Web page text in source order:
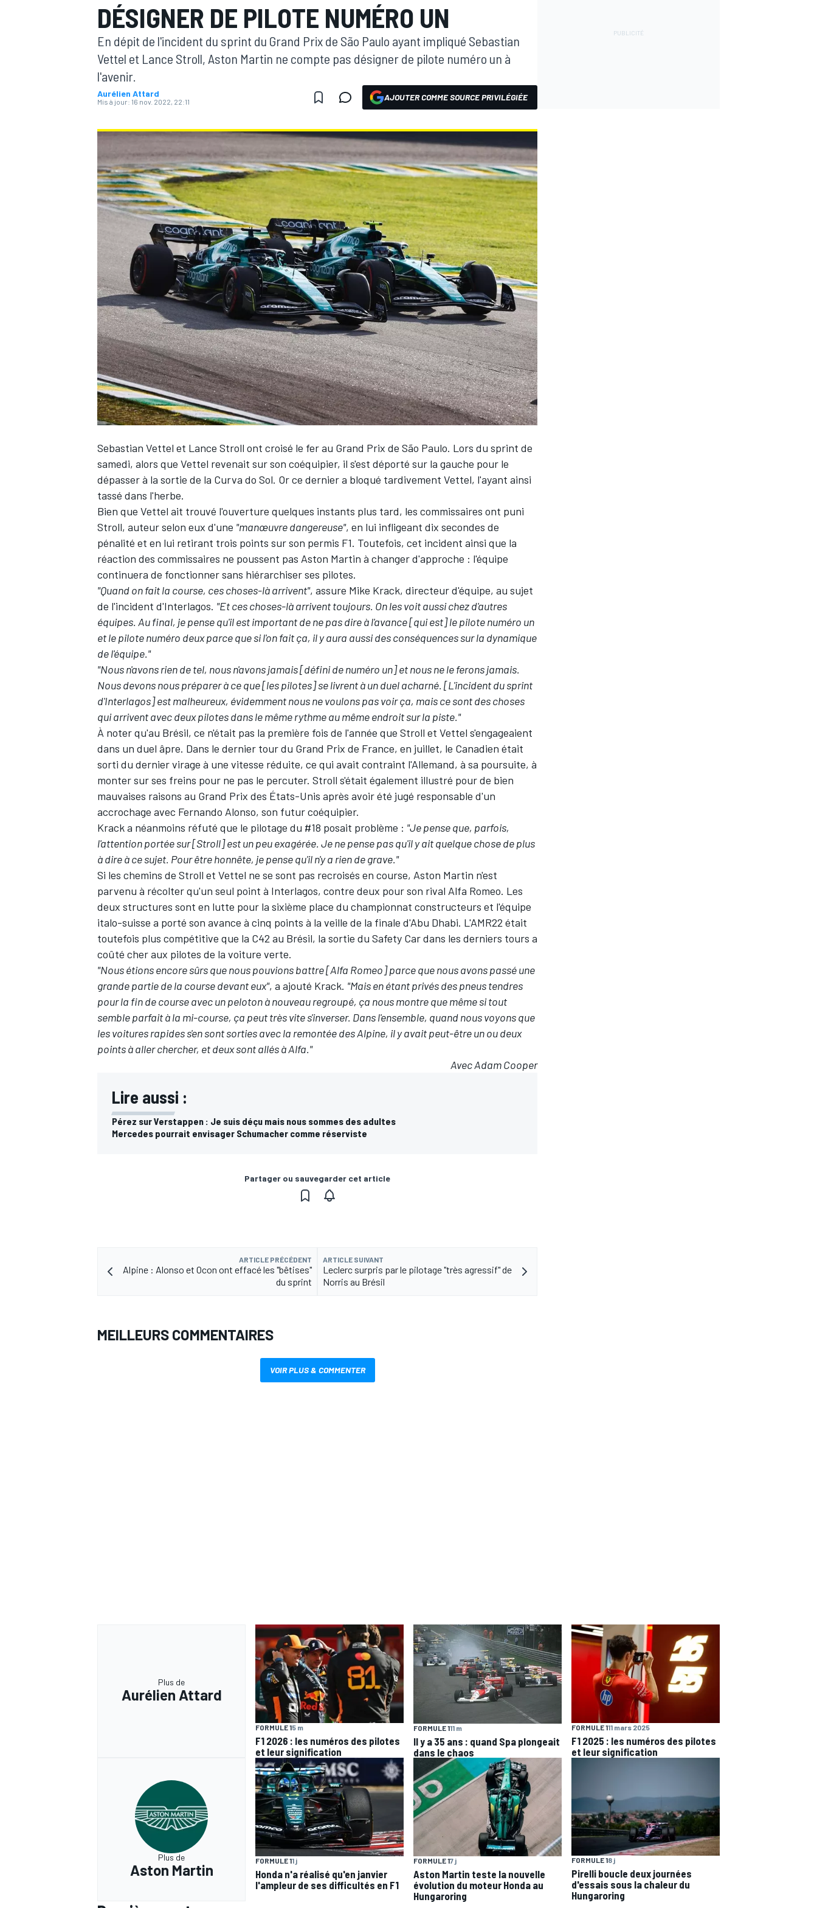
MOTOGP
WRC
WEC
DÉSIGNER DE PILOTE NUMÉRO UN
En dépit de l'incident du sprint du Grand Prix de São Paulo ayant impliqué Sebastian
Vettel et Lance Stroll, Aston Martin ne compte pas désigner de pilote numéro un à
l'avenir.
Aurélien Attard
Mis à jour: 16 nov. 2022, 22:11 AJOUTER COMME SOURCE PRIVILÉGIÉE
Sebastian Vettel et Lance Stroll ont croisé le fer au Grand Prix de São Paulo. Lors du sprint de
samedi, alors que Vettel revenait sur son coéquipier, il s'est déporté sur la gauche pour le
dépasser à la sortie de la Curva do Sol. Or ce dernier a bloqué tardivement Vettel, l'ayant ainsi
tassé dans l'herbe.
Bien que Vettel ait trouvé l'ouverture quelques instants plus tard, les commissaires ont puni
Stroll, auteur selon eux d'une "manœuvre dangereuse", en lui infligeant dix secondes de
pénalité et en lui retirant trois points sur son permis F1. Toutefois, cet incident ainsi que la
réaction des commissaires ne poussent pas Aston Martin à changer d'approche : l'équipe
continuera de fonctionner sans hiérarchiser ses pilotes.
"Quand on fait la course, ces choses-là arrivent", assure Mike Krack, directeur d'équipe, au sujet
de l'incident d'Interlagos. "Et ces choses-là arrivent toujours. On les voit aussi chez d'autres
équipes. Au final, je pense qu'il est important de ne pas dire à l'avance [qui est] le pilote numéro un
et le pilote numéro deux parce que si l'on fait ça, il y aura aussi des conséquences sur la dynamique
de l'équipe."
"Nous n'avons rien de tel, nous n'avons jamais [défini de numéro un] et nous ne le ferons jamais.
Nous devons nous préparer à ce que [les pilotes] se livrent à un duel acharné. [L'incident du sprint
d'Interlagos] est malheureux, évidemment nous ne voulons pas voir ça, mais ce sont des choses
qui arrivent avec deux pilotes dans le même rythme au même endroit sur la piste."
À noter qu'au Brésil, ce n'était pas la première fois de l'année que Stroll et Vettel s'engageaient
dans un duel âpre. Dans le dernier tour du Grand Prix de France, en juillet, le Canadien était
sorti du dernier virage à une vitesse réduite, ce qui avait contraint l'Allemand, à sa poursuite, à
monter sur ses freins pour ne pas le percuter. Stroll s'était également illustré pour de bien
mauvaises raisons au Grand Prix des États-Unis après avoir été jugé responsable d'un
accrochage avec Fernando Alonso, son futur coéquipier.
Krack a néanmoins réfuté que le pilotage du #18 posait problème : "Je pense que, parfois,
l'attention portée sur [Stroll] est un peu exagérée. Je ne pense pas qu'il y ait quelque chose de plus
à dire à ce sujet. Pour être honnête, je pense qu'il n'y a rien de grave."
Si les chemins de Stroll et Vettel ne se sont pas recroisés en course, Aston Martin n'est
parvenu à récolter qu'un seul point à Interlagos, contre deux pour son rival Alfa Romeo. Les
deux structures sont en lutte pour la sixième place du championnat constructeurs et l'équipe
italo-suisse a porté son avance à cinq points à la veille de la finale d'Abu Dhabi. L'AMR22 était
toutefois plus compétitive que la C42 au Brésil, la sortie du Safety Car dans les derniers tours a
coûté cher aux pilotes de la voiture verte.
"Nous étions encore sûrs que nous pouvions battre [Alfa Romeo] parce que nous avons passé une
grande partie de la course devant eux", a ajouté Krack. "Mais en étant privés des pneus tendres
pour la fin de course avec un peloton à nouveau regroupé, ça nous montre que même si tout
semble parfait à la mi-course, ça peut très vite s'inverser. Dans l'ensemble, quand nous voyons que
les voitures rapides s'en sont sorties avec la remontée des Alpine, il y avait peut-être un ou deux
points à aller chercher, et deux sont allés à Alfa."
Avec Adam Cooper
Lire aussi :
Pérez sur Verstappen : Je suis déçu mais nous sommes des adultes
Mercedes pourrait envisager Schumacher comme réserviste
Partager ou sauvegarder cet article
ARTICLE PRÉCÉDENT
Alpine : Alonso et Ocon ont effacé les "bêtises"
du sprint
ARTICLE SUIVANT
Leclerc surpris par le pilotage "très agressif" de
Norris au Brésil
MEILLEURS COMMENTAIRES
VOIR PLUS & COMMENTER
Plus de
Aurélien Attard
FORMULE 15 m
F1 2026 : les numéros des pilotes
et leur signification
FORMULE 111 m
Il y a 35 ans : quand Spa plongeait
dans le chaos
FORMULE 111 mars 2025
F1 2025 : les numéros des pilotes
et leur signification
Plus de
Aston Martin
FORMULE 11 j
Honda n'a réalisé qu'en janvier
l'ampleur de ses difficultés en F1
FORMULE 17 j
Aston Martin teste la nouvelle
évolution du moteur Honda au
Hungaroring
FORMULE 18 j
Pirelli boucle deux journées
d'essais sous la chaleur du
Hungaroring